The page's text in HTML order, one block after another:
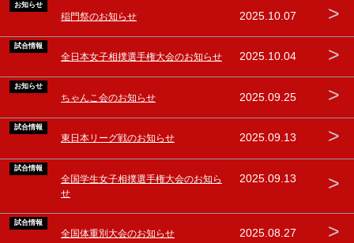
お知らせ
稲門祭のお知らせ 2025.10.07 >
試合情報
全日本女子相撲選手権大会のお知らせ 2025.10.04 >
お知らせ
ちゃんこ会のお知らせ 2025.09.25 >
試合情報
東日本リーグ戦のお知らせ 2025.09.13 >
試合情報
全国学生女子相撲選手権大会のお知ら
せ
2025.09.13 >
試合情報
全国体重別大会のお知らせ 2025.08.27 >